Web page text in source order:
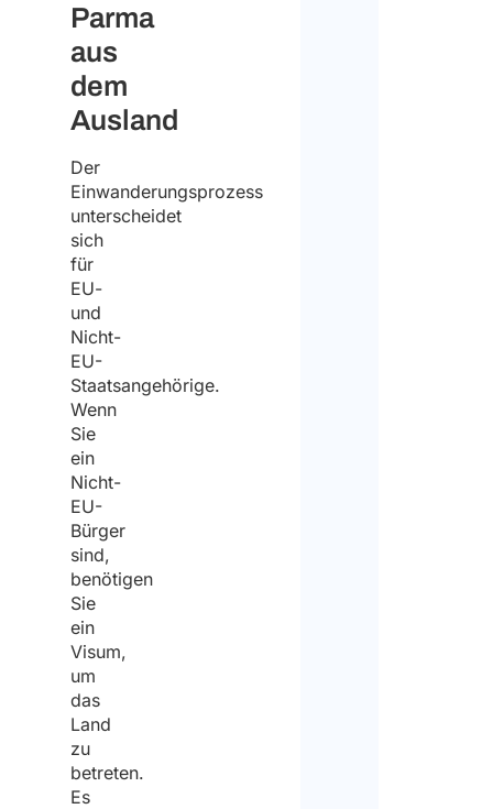
Parma
aus
dem
Ausland
Der
Einwanderungsprozess
unterscheidet
sich
für
EU-
und
Nicht-
EU-
Staatsangehörige.
Wenn
Sie
ein
Nicht-
EU-
Bürger
sind,
benötigen
Sie
ein
Visum,
um
das
Land
zu
betreten.
Es